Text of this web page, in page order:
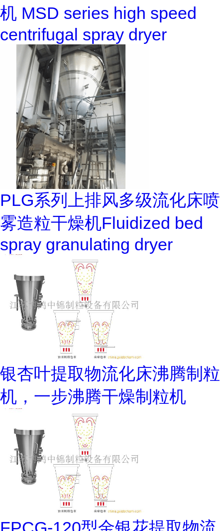
机 MSD series high speed
centrifugal spray dryer
PLG系列上排风多级流化床喷
雾造粒干燥机Fluidized bed
spray granulating dryer
银杏叶提取物流化床沸腾制粒
机，一步沸腾干燥制粒机